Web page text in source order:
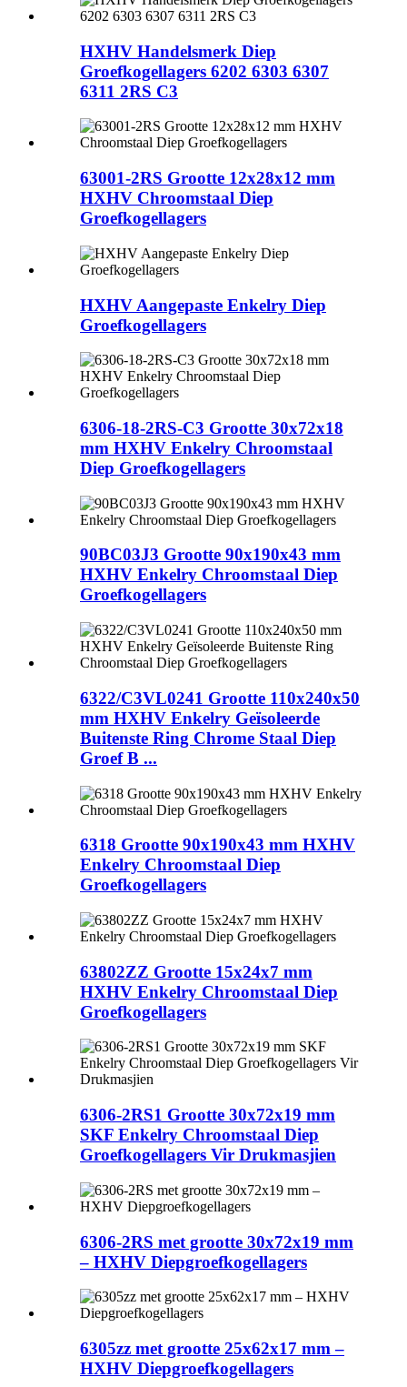
HXHV Handelsmerk Diep
Groefkogellagers 6202 6303 6307
6311 2RS C3
63001-2RS Grootte 12x28x12 mm
HXHV Chroomstaal Diep
Groefkogellagers
HXHV Aangepaste Enkelry Diep
Groefkogellagers
6306-18-2RS-C3 Grootte 30x72x18
mm HXHV Enkelry Chroomstaal
Diep Groefkogellagers
90BC03J3 Grootte 90x190x43 mm
HXHV Enkelry Chroomstaal Diep
Groefkogellagers
6322/C3VL0241 Grootte 110x240x50
mm HXHV Enkelry Geïsoleerde
Buitenste Ring Chrome Staal Diep
Groef B ...
6318 Grootte 90x190x43 mm HXHV
Enkelry Chroomstaal Diep
Groefkogellagers
63802ZZ Grootte 15x24x7 mm
HXHV Enkelry Chroomstaal Diep
Groefkogellagers
6306-2RS1 Grootte 30x72x19 mm
SKF Enkelry Chroomstaal Diep
Groefkogellagers Vir Drukmasjien
6306-2RS met grootte 30x72x19 mm
– HXHV Diepgroefkogellagers
6305zz met grootte 25x62x17 mm –
HXHV Diepgroefkogellagers